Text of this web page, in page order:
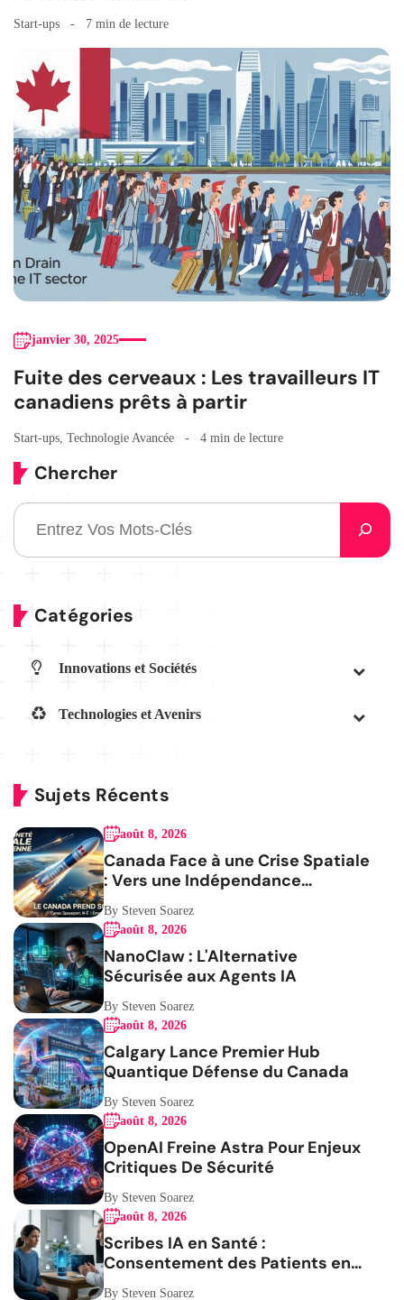
Start-ups 7 min de lecture
janvier 30, 2025
Fuite des cerveaux : Les travailleurs IT
canadiens prêts à partir
Start-ups Technologie Avancée 4 min de lecture
Chercher
Catégories
Innovations et Sociétés
Technologies et Avenirs
Sujets Récents
août 8, 2026
Canada Face à une Crise Spatiale
: Vers une Indépendance
By Steven Soarez
août 8, 2026
NanoClaw : L'Alternative
Sécurisée aux Agents IA
By Steven Soarez
août 8, 2026
Calgary Lance Premier Hub
Quantique Défense du Canada
By Steven Soarez
août 8, 2026
OpenAI Freine Astra Pour Enjeux
Critiques De Sécurité
By Steven Soarez
août 8, 2026
Scribes IA en Santé :
Consentement des Patients en
By Steven Soarez